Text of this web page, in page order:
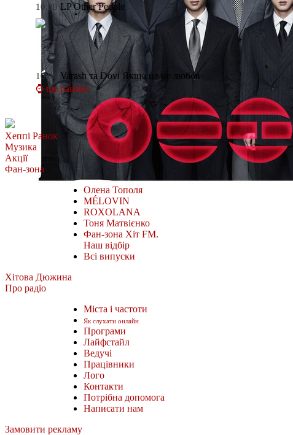
10:09 LP Other People
10:06 Varash та Dovi Якщо це не любов
⌚ ще раніше
Хеппі Ранок
Музика
Акції
Фан-зона
Олена Тополя
MÉLOVIN
ROXOLANA
Тоня Матвієнко
Фан-зона Хіт FM.
Наш відбір
Всі випуски
Хітова Дюжина
Про радіо
Міста і частоти
Як слухати онлайн
Програми
Лайфстайл
Ведучі
Працівники
Лого
Контакти
Потрібна допомога
Написати нам
Замовити рекламу